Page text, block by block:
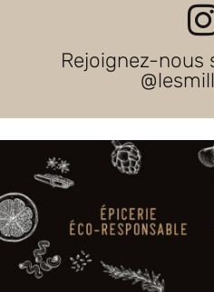
Rejoignez-nous